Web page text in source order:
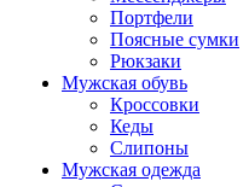
Портфели
Поясные сумки
Рюкзаки
Мужская обувь
Кроссовки
Кеды
Слипоны
Мужская одежда